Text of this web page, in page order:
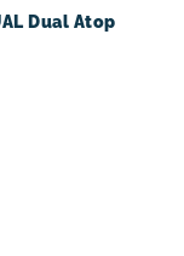
Dual Atop